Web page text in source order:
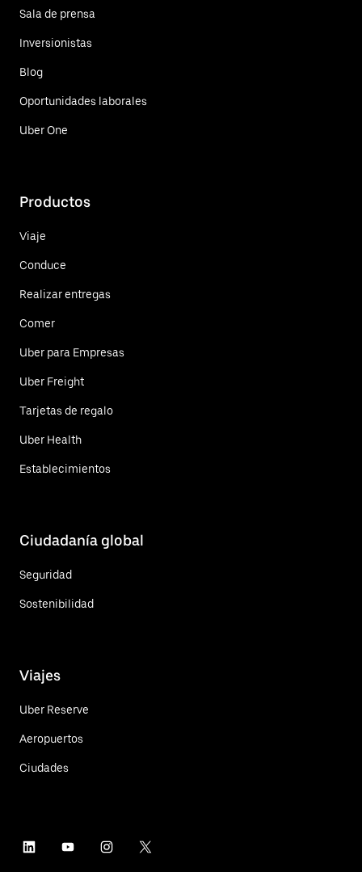
Sala de prensa
Inversionistas
Blog
Oportunidades laborales
Uber One
Productos
Viaje
Conduce
Realizar entregas
Comer
Uber para Empresas
Uber Freight
Tarjetas de regalo
Uber Health
Establecimientos
Ciudadanía global
Seguridad
Sostenibilidad
Viajes
Uber Reserve
Aeropuertos
Ciudades